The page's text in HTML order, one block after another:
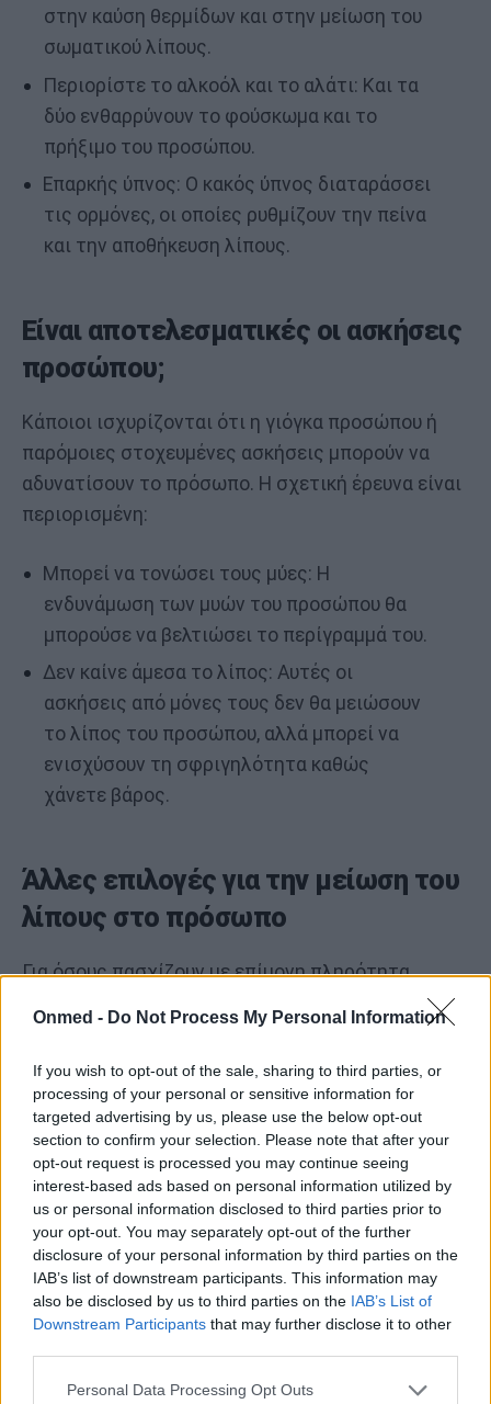
Onmed - Do Not Process My Personal Information
If you wish to opt-out of the sale, sharing to third parties, or
processing of your personal or sensitive information for
targeted advertising by us, please use the below opt-out
section to confirm your selection. Please note that after your
opt-out request is processed you may continue seeing
interest-based ads based on personal information utilized by
us or personal information disclosed to third parties prior to
your opt-out. You may separately opt-out of the further
disclosure of your personal information by third parties on the
IAB’s list of downstream participants. This information may
also be disclosed by us to third parties on the IAB’s List of
Downstream Participants that may further disclose it to other
Personal Data Processing Opt Outs
στην καύση θερμίδων και στην μείωση του
σωματικού λίπους.
Περιορίστε το αλκοόλ και το αλάτι: Και τα
δύο ενθαρρύνουν το φούσκωμα και το
πρήξιμο του προσώπου.
Επαρκής ύπνος: Ο κακός ύπνος διαταράσσει
τις ορμόνες, οι οποίες ρυθμίζουν την πείνα
και την αποθήκευση λίπους.
Είναι αποτελεσματικές οι ασκήσεις
προσώπου;
Κάποιοι ισχυρίζονται ότι η γιόγκα προσώπου ή
παρόμοιες στοχευμένες ασκήσεις μπορούν να
αδυνατίσουν το πρόσωπο. Η σχετική έρευνα είναι
περιορισμένη:
Μπορεί να τονώσει τους μύες: Η
ενδυνάμωση των μυών του προσώπου θα
μπορούσε να βελτιώσει το περίγραμμά του.
Δεν καίνε άμεσα το λίπος: Αυτές οι
ασκήσεις από μόνες τους δεν θα μειώσουν
το λίπος του προσώπου, αλλά μπορεί να
ενισχύσουν τη σφριγηλότητα καθώς
χάνετε βάρος.
Άλλες επιλογές για την μείωση του
λίπους στο πρόσωπο
Για όσους πασχίζουν με επίμονη πληρότητα
ζωής που διάγουν, μπορούν να εξετάσουν κάποιες
καλλυντικούς τύπου παρεμβάσεις.
Οι ενέσιμες θεραπείες (όπως το
δεοξυχολικό οξύ για το λίπος στο
προγούλι) διαλύουν τα τοπικά
λιποκύτταρα.
Η λιποαναρρόφηση μπορεί να μειώσει
χειρουργικά το λίπος στα μάγουλα και τη
γνάθο.
Οι μη επεμβατικές θεραπείες (υπέρηχοι και
κρυολιπόλυση) μπορεί να βοηθήσουν στη